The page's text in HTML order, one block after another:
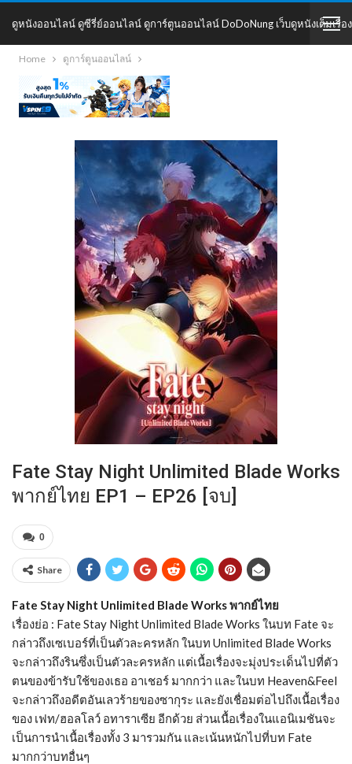
ดูหนังออนไลน์ ดูซีรี่ย์ออนไลน์ ดูการ์ตูนออนไลน์ DoDoNung เว็บดูหนังเต็มเรื่อง
DoDoNung
Home ดูการ์ตูนออนไลน์
Fate Stay Night Unlimited Blade Works
พากย์ไทย EP1 – EP26 [จบ]
0
Share
Fate Stay Night Unlimited Blade Works พากย์ไทย
เรื่องย่อ : Fate Stay Night Unlimited Blade Works ในบท Fate จะ
กล่าวถึงเซเบอร์ที่เป็นตัวละครหลัก ในบท Unlimited Blade Works
จะกล่าวถึงรินซึ่งเป็นตัวละครหลัก แต่เนื้อเรื่องจะมุ่งประเด็นไปที่ตัว
ตนของข้ารับใช้ของเธอ อาเชอร์ มากกว่า และในบท Heaven&Feel
จะกล่าวถึงอดีตอันเลวร้ายของซากุระ และยังเชื่อมต่อไปถึงเนื้อเรื่อง
ของ เฟท/ฮอลโลว์ อทาราเซีย อีกด้วย ส่วนเนื้อเรื่องในแอนิเมชันจะ
เป็นการนำเนื้อเรื่องทั้ง 3 มารวมกัน และเน้นหนักไปที่บท Fate
มากกว่าบทอื่นๆ